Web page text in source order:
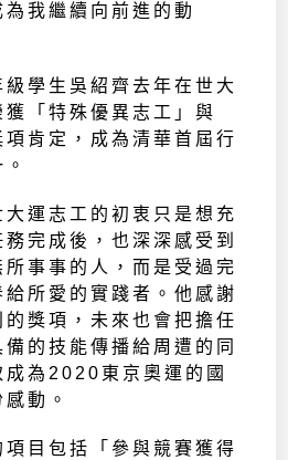
我繼續向前進的動
學生吳紹齊去年在世大
「特殊優異志工」與
項肯定，成為清華首屆行
。
運志工的初衷只是想充
完成後，也深深感受到
事事的人，而是受過完
所愛的實踐者。他感謝
獎項，未來也會把擔任
的技能傳播給周遭的同
為2020東京奧運的國
感動。
目包括「參與競賽獲得